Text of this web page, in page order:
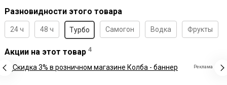
Разновидности этого товара
24 ч 48 ч Турбо Самогон Водка Фрукты
Акции на этот товар 4
Реклама